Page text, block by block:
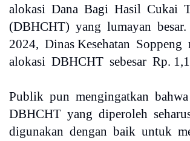
alokasi Dana Bagi Hasil Cukai
(DBHCHT) yang lumayan besar.
2024, Dinas Kesehatan Soppeng
alokasi DBHCHT sebesar Rp.
Publik pun mengingatkan
DBHCHT yang diperoleh
digunakan dengan baik untuk